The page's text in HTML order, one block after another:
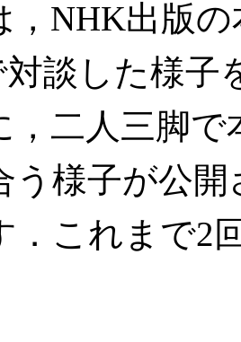
NHK出版の
対談した様
，二人三脚
う様子が公
．これまで2